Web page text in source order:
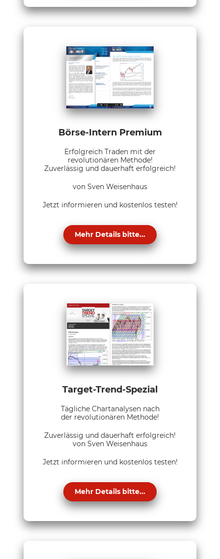
Börse-Intern Premium
Erfolgreich Traden mit der
revolutionären Methode!
Zuverlässig und dauerhaft erfolgreich!
von Sven Weisenhaus
Jetzt informieren und kostenlos testen!
Mehr Details bitte...
Target-Trend-Spezial
Tägliche Chartanalysen nach
der revolutionären Methode!
Zuverlässig und dauerhaft erfolgreich!
von Sven Weisenhaus
Jetzt informieren und kostenlos testen!
Mehr Details bitte...